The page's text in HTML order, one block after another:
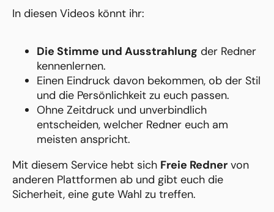
In diesen Videos könnt ihr:
Die Stimme und Ausstrahlung der Redner
kennenlernen.
Einen Eindruck davon bekommen, ob der Stil
und die Persönlichkeit zu euch passen.
Ohne Zeitdruck und unverbindlich
entscheiden, welcher Redner euch am
meisten anspricht.
Mit diesem Service hebt sich Freie Redner von
anderen Plattformen ab und gibt euch die
Sicherheit, eine gute Wahl zu treffen.